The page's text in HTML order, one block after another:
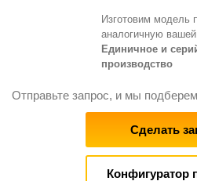
Изготовим модель
аналогичную вашей.
Единичное и
производство
Отправьте запрос, и мы
Сделать
Конфигуратор